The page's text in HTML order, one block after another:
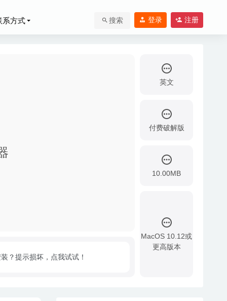
系方式 搜索 登录 注册
英文
付费破解版
10.00MB
MacOS 10.12或
更高版本
？提示损坏，点我试试！